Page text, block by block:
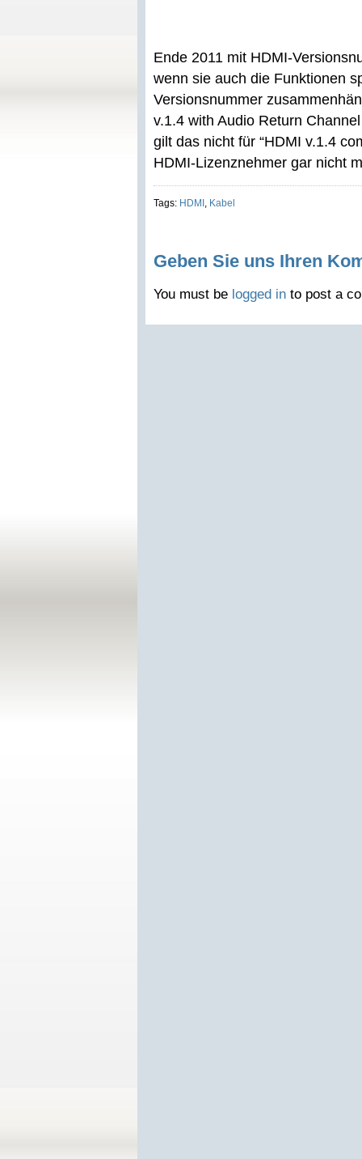
Ende 2011 mit HDMI-
wenn sie auch die Funktionen
Versionsnummer
v.1.4 with Audio Return
gilt das nicht für “HDMI v.1.4
HDMI-Lizenznehmer gar nicht
Tags: HDMI Kabel
Geben Sie uns Ihren
You must be logged in to post a